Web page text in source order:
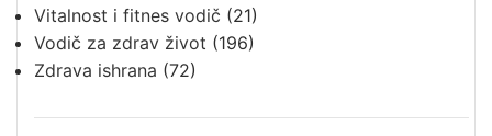
Vitalnost i fitnes vodič (21)
Vodič za zdrav život (196)
Zdrava ishrana (72)